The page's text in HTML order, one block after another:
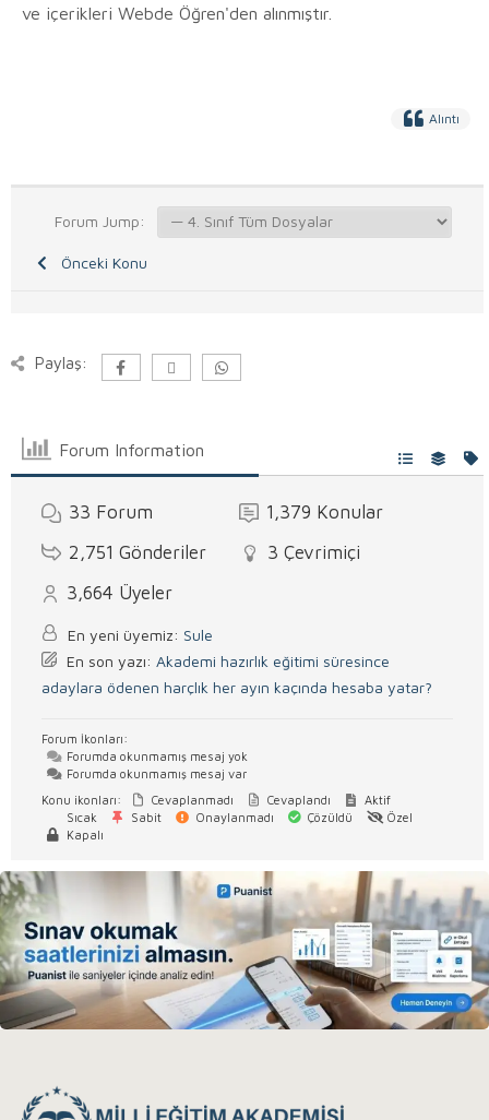
ve içerikleri Webde Öğren'den alınmıştır.
Alıntı
Forum Jump:
Önceki Konu
Paylaş:
Forum Information
33 Forum 1,379 Konular
2,751 Gönderiler 3 Çevrimiçi
3,664 Üyeler
En yeni üyemiz: Sule
En son yazı: Akademi hazırlık eğitimi süresince
adaylara ödenen harçlık her ayın kaçında hesaba yatar?
Forum İkonları:
Forumda okunmamış mesaj yok
Forumda okunmamış mesaj var
Konu ikonları:
Cevaplanmadı Cevaplandı
Aktif
Sıcak
Sabit Onaylanmadı Çözüldü
Özel
Kapalı